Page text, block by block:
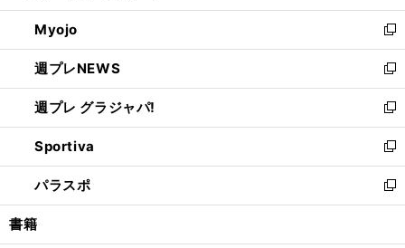
開
く
ウ
で
開
く
ン
ド
ウ
で
開
く
ウ
ィ
ン
ド
ウ
で
開
く
Myojo
新
し
い
ウ
ィ
ン
ド
ウ
で
開
週プレNEWS
新
し
い
ウ
ィ
ン
ド
ウ
開
週プレ グラジャパ!
新
し
い
ウ
ィ
ン
ウ
Sportiva
新
し
い
ウ
パラスポ
新
し
書籍